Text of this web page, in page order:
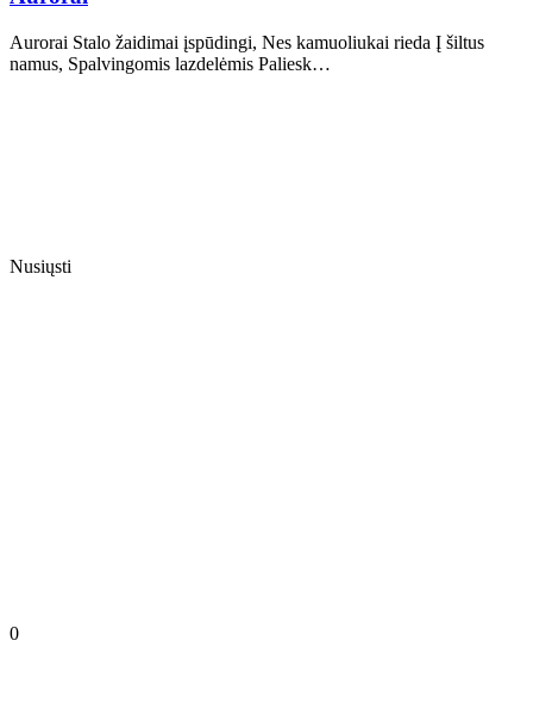
Aurorai Stalo žaidimai įspūdingi, Nes kamuoliukai rieda Į šiltus
namus, Spalvingomis lazdelėmis Paliesk…
Nusiųsti
0